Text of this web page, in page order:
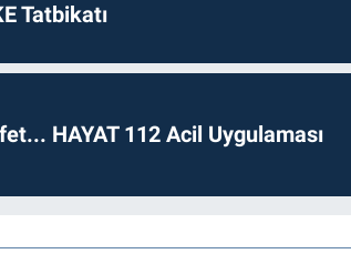
Tatbikatı
HAYAT 112 Acil Uygulaması